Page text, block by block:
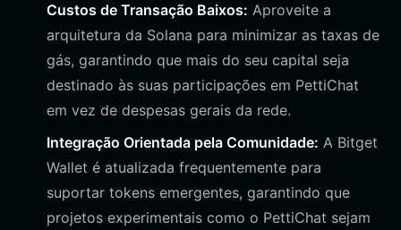
Custos de Transação Baixos: Aproveite a
arquitetura da Solana para minimizar as taxas de
gás, garantindo que mais do seu capital seja
destinado às suas participações em PettiChat
em vez de despesas gerais da rede.
Integração Orientada pela Comunidade: A Bitget
Wallet é atualizada frequentemente para
suportar tokens emergentes, garantindo que
projetos experimentais como o PettiChat sejam